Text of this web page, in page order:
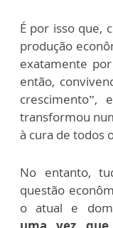
É por isso que,
produção
exatamente
então,
crescimento”,
transformou
à cura de todos
No entanto,
questão
o atual e